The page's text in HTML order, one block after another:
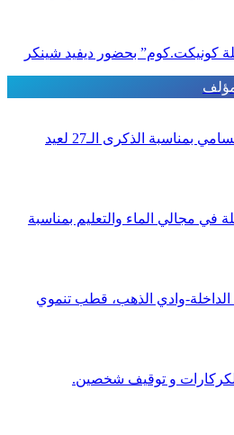
كونيكت.كوم” بحضور ديفيد شينكر
قراءة في الخطاب الملكي السامي بمناسبة الذكرى الـ27 لعيد
في مجالي الماء والتعليم بمناسبة
وادي الذهب، قطب تنموي